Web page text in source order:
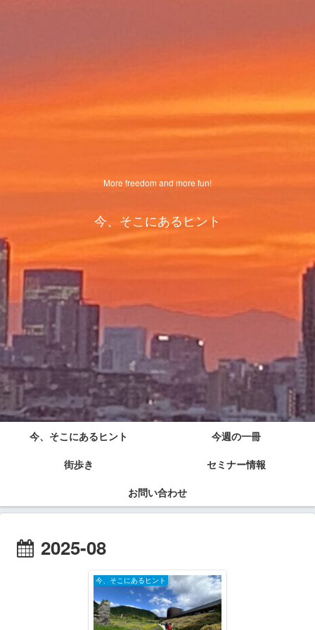
More freedom and more fun!
今、そこにあるヒント
今、そこにあるヒント
今週の一冊
街歩き
セミナー情報
お問い合わせ
2025-08
今、そこにあるヒント